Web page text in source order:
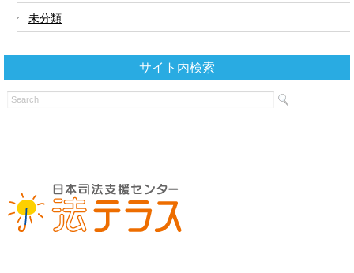
未分類
サイト内検索